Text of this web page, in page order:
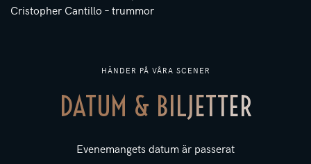
HÄNDER PÅ VÅRA SCENER
DATUM & BILJETTER
Evenemangets datum är passerat
Cristopher Cantillo – trummor